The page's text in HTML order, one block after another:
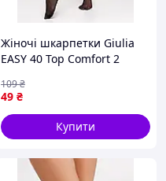
Жіночі шкарпетки Giulia
EASY 40 Top Comfort 2
капронові, жіночі
шкарпетки, поліамід
49 ₴
109₴
Купити